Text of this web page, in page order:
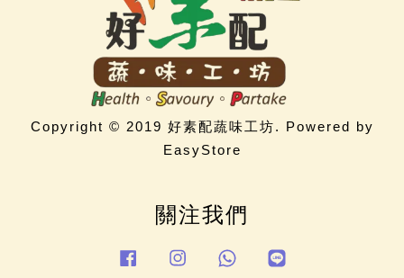
Copyright © 2019 好素配蔬味工坊. Powered by
EasyStore
關注我們
FacebookInstagramWhatsapp